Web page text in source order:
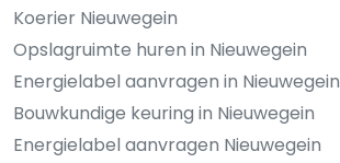
Koerier Nieuwegein
Opslagruimte huren in Nieuwegein
Energielabel aanvragen in Nieuwegein
Bouwkundige keuring in Nieuwegein
Energielabel aanvragen Nieuwegein